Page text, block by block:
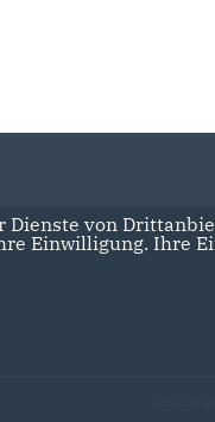
Dienste von
Einwilligung. Ihre